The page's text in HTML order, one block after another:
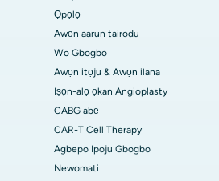
Ọpọlọ
Awọn aarun tairodu
Wo Gbogbo
Awọn itọju & Awọn ilana
Iṣọn-alọ ọkan Angioplasty
CABG abẹ
CAR-T Cell Therapy
Agbepo Ipoju Gbogbo
Newomati